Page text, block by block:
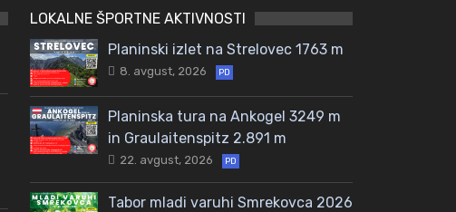
LOKALNE ŠPORTNE AKTIVNOSTI
Planinski izlet na Strelovec 1763 m
8. avgust, 2026 PD
Planinska tura na Ankogel 3249 m
in Graulaitenspitz 2.891 m
22. avgust, 2026 PD
Tabor mladi varuhi Smrekovca 2026